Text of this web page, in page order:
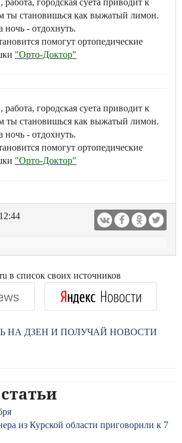
работа, городская суета приводит к
ты становишься как выжатый лимон.
ночь - отдохнуть.
помогут ортопедические
"Орто-Доктор"
работа, городская суета приводит к
ты становишься как выжатый лимон.
ночь - отдохнуть.
помогут ортопедические
"Орто-Доктор"
12:44
в список своих источников
НА ДЗЕН И ПОЛУЧАЙ НОВОСТИ
из Курской области приговорили к 7